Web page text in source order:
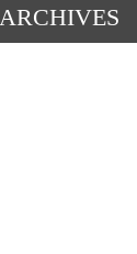
ARCHIVES